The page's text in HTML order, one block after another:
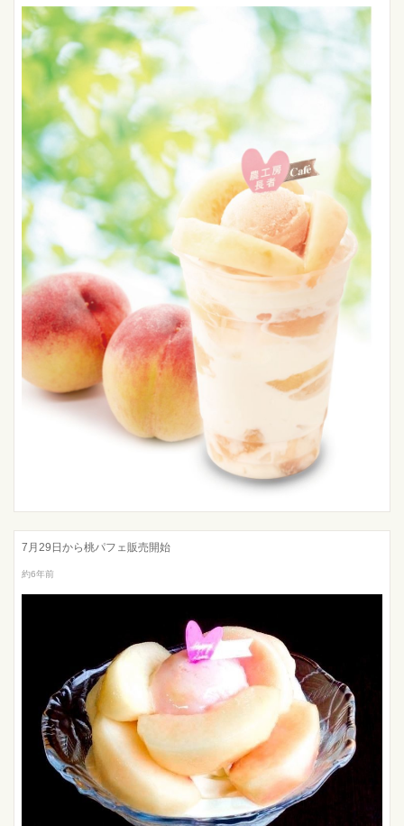
7月29日から桃パフェ販売開始
約6年前